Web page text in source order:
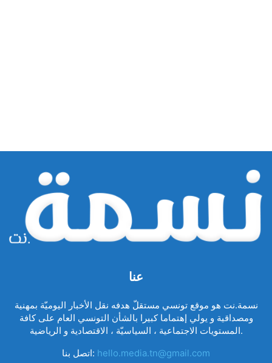
عنا
نسمة.نت هو موقع تونسي مستقلّ هدفه نقل الأخبار اليوميّة بمهنية
ومصداقية و يولي إهتماما كبيرا بالشأن التونسي العام على كافة
المستويات الاجتماعية ، السياسيّة ، الاقتصادية و الرياضية.
اتصل بنا: hello.media.tn@gmail.com